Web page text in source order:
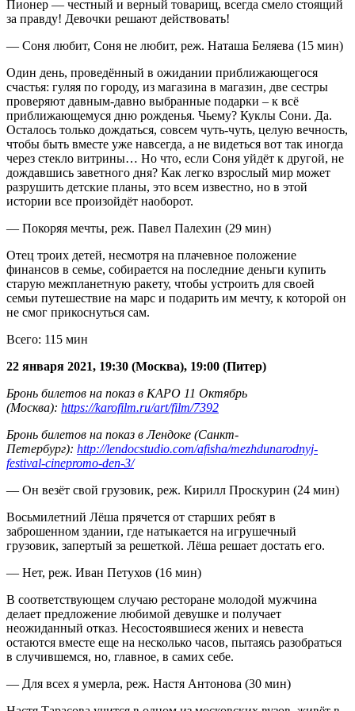
Пионер — честный и верный товарищ, всегда смело стоящий
за правду! Девочки решают действовать!
— Соня любит, Соня не любит, реж. Наташа Беляева (15 мин)
Один день, проведённый в ожидании приближающегося
счастья: гуляя по городу, из магазина в магазин, две сестры
проверяют давным-давно выбранные подарки – к всё
приближающемуся дню рожденья. Чьему? Куклы Сони. Да.
Осталось только дождаться, совсем чуть-чуть, целую вечность,
чтобы быть вместе уже навсегда, а не видеться вот так иногда
через стекло витрины… Но что, если Соня уйдёт к другой, не
дождавшись заветного дня? Как легко взрослый мир может
разрушить детские планы, это всем известно, но в этой
истории все произойдёт наоборот.
— Покоряя мечты, реж. Павел Палехин (29 мин)
Отец троих детей, несмотря на плачевное положение
финансов в семье, собирается на последние деньги купить
старую межпланетную ракету, чтобы устроить для своей
семьи путешествие на марс и подарить им мечту, к которой он
не смог прикоснуться сам.
Всего: 115 мин
22 января 2021, 19:30 (Москва), 19:00 (Питер)
Бронь билетов на показ в КАРО 11 Октябрь
(Москва): https://karofilm.ru/art/film/7392
Бронь билетов на показ в Лендоке (Санкт-
Петербург): http://lendocstudio.com/afisha/mezhdunarodnyj-
festival-cinepromo-den-3/
— Он везёт свой грузовик, реж. Кирилл Проскурин (24 мин)
Восьмилетний Лёша прячется от старших ребят в
заброшенном здании, где натыкается на игрушечный
грузовик, запертый за решеткой. Лёша решает достать его.
— Нет, реж. Иван Петухов (16 мин)
В соответствующем случаю ресторане молодой мужчина
делает предложение любимой девушке и получает
неожиданный отказ. Несостоявшиеся жених и невеста
остаются вместе еще на несколько часов, пытаясь разобраться
в случившемся, но, главное, в самих себе.
— Для всех я умерла, реж. Настя Антонова (30 мин)